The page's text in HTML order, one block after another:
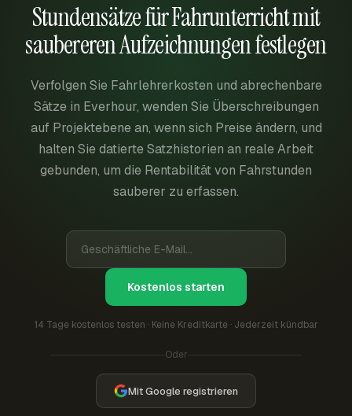
Stundensätze für Fahrunterricht mit
saubereren Aufzeichnungen festlegen
Verfolgen Sie Fahrlehrerkosten und abrechenbare
Sätze in Everhour, wenden Sie Überschreibungen
auf Projektebene an, wenn sich Preise ändern, und
halten Sie datierte Satzhistorien an reale Arbeit
gebunden, um die Rentabilität von Fahrstunden
sauberer zu erfassen.
Kostenlos starten
14 Tage kostenlos testen · Keine Kreditkarte · Jederzeit kündbar
Oder
Mit Google registrieren